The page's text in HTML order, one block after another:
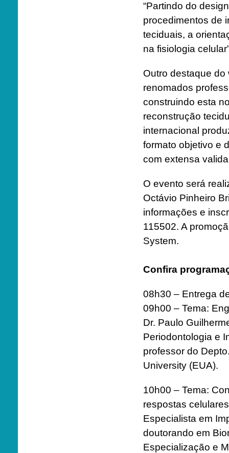
“Partindo do
procedimentos de
teciduais, a
na fisiologia
Outro destaque
renomados
construindo esta
reconstrução
internacional
formato objetivo e
com extensa
O evento será
Octávio Pinheiro
informações e
115502. A
System.
Confira
08h30 – Entrega
09h00 – Tema:
Dr. Paulo
Periodontologia e
professor do
University (EUA).
10h00 – Tema:
respostas
Especialista em
doutorando em
Especialização e